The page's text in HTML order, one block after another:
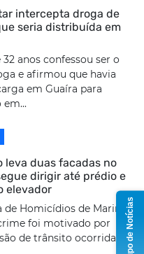
intercepta droga de
seria distribuída em
anos confessou ser o
e afirmou que havia
em Guaíra para
leva duas facadas no
dirigir até prédio e
elevador
de Homicídios de Maringá
foi motivado por
de trânsito ocorrida naGrupo de Notícias